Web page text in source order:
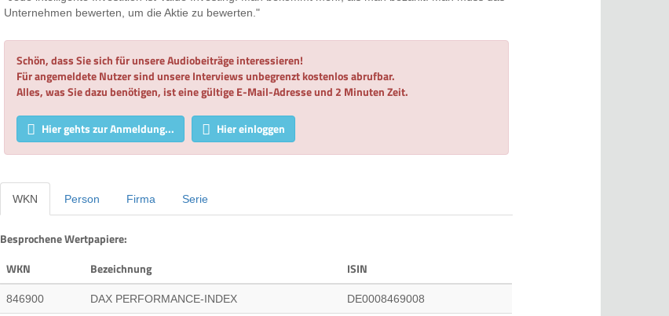
Unternehmen bewerten, um die Aktie zu bewerten."
Schön, dass Sie sich für unsere Audiobeiträge interessieren!
Für angemeldete Nutzer sind unsere Interviews unbegrenzt kostenlos abrufbar.
Alles, was Sie dazu benötigen, ist eine gültige E-Mail-Adresse und 2 Minuten Zeit.
Hier gehts zur Anmeldung... Hier einloggen
WKN Person Firma Serie
Besprochene Wertpapiere:
WKN
Bezeichnung ISIN
846900 DAX PERFORMANCE-INDEX DE0008469008